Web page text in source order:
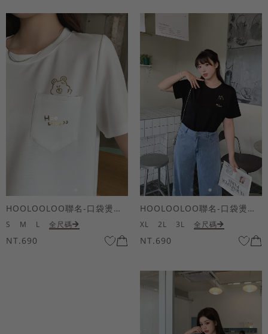
HOOLOOLOO聯名-口袋燙金KUKU熊短袖上衣
S M L 全尺碼
NT.690
HOOLOOLOO聯名-口袋燙金KUKU熊短袖上衣
XL 2L 3L 全尺碼
NT.690